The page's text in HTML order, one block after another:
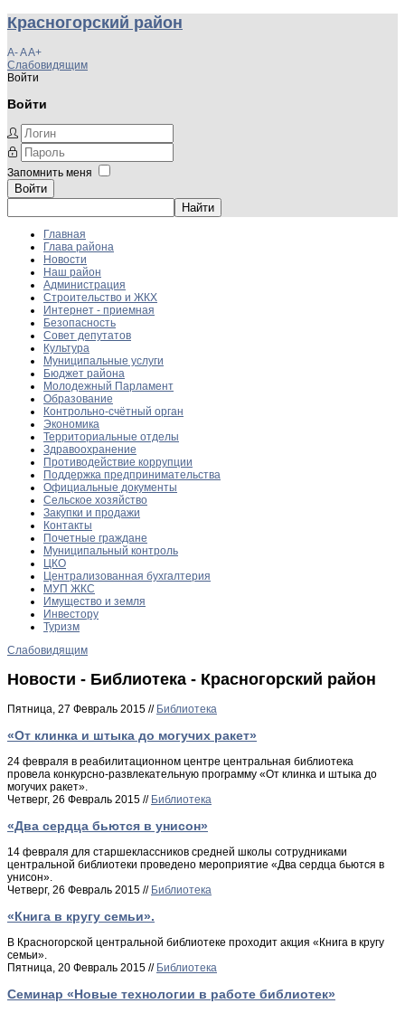
Красногорский район
A-AA+
Слабовидящим
Войти
Войти
Запомнить меня
Войти
Главная
Глава района
Новости
Наш район
Администрация
Строительство и ЖКХ
Интернет - приемная
Безопасность
Совет депутатов
Культура
Муниципальные услуги
Бюджет района
Молодежный Парламент
Образование
Контрольно-счётный орган
Экономика
Территориальные отделы
Здравоохранение
Противодействие коррупции
Поддержка предпринимательства
Официальные документы
Сельское хозяйство
Закупки и продажи
Контакты
Почетные граждане
Муниципальный контроль
ЦКО
Централизованная бухгалтерия
МУП ЖКС
Имущество и земля
Инвестору
Туризм
Слабовидящим
Новости - Библиотека - Красногорский район
Пятница, 27 Февраль 2015 // Библиотека
«От клинка и штыка до могучих ракет»
24 февраля в реабилитационном центре центральная библиотека
провела конкурсно-развлекательную программу «От клинка и штыка до
могучих ракет».
Четверг, 26 Февраль 2015 // Библиотека
«Два сердца бьются в унисон»
14 февраля для старшеклассников средней школы сотрудниками
центральной библиотеки проведено мероприятие «Два сердца бьются в
унисон».
Четверг, 26 Февраль 2015 // Библиотека
«Книга в кругу семьи».
В Красногорской центральной библиотеке проходит акция «Книга в кругу
семьи».
Пятница, 20 Февраль 2015 // Библиотека
Семинар «Новые технологии в работе библиотек»